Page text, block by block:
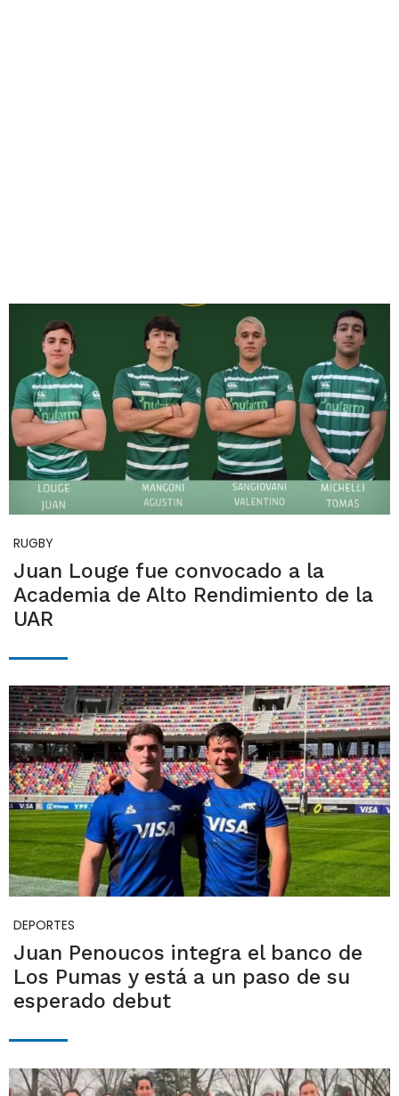
RUGBY
Juan Louge fue convocado a la
Academia de Alto Rendimiento de la
UAR
DEPORTES
Juan Penoucos integra el banco de
Los Pumas y está a un paso de su
esperado debut